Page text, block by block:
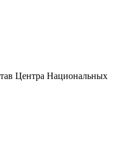
Центра Национальных